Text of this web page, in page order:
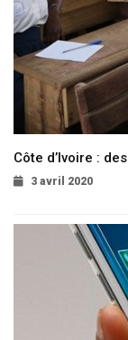
Côte d’Ivoire :
3 avril 2020